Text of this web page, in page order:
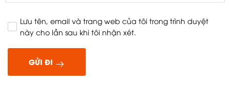
Lưu tên, email và trang web của tôi trong trình duyệt
này cho lần sau khi tôi nhận xét.
GỬI ĐI